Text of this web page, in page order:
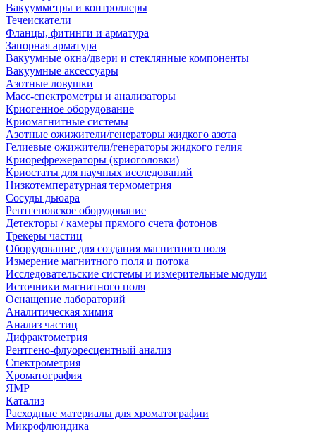
Вакуумметры и контроллеры
Течеискатели
Фланцы, фитинги и арматура
Запорная арматура
Вакуумные окна/двери и стеклянные компоненты
Вакуумные аксессуары
Азотные ловушки
Масс-спектрометры и анализаторы
Криогенное оборудование
Криомагнитные системы
Азотные ожижители/генераторы жидкого азота
Гелиевые ожижители/генераторы жидкого гелия
Криорефрежераторы (криоголовки)
Криостаты для научных исследований
Низкотемпературная термометрия
Сосуды дьюара
Рентгеновское оборудование
Детекторы / камеры прямого счета фотонов
Трекеры частиц
Оборудование для создания магнитного поля
Измерение магнитного поля и потока
Исследовательские системы и измерительные модули
Источники магнитного поля
Оснащение лабораторий
Аналитическая химия
Анализ частиц
Дифрактометрия
Рентгено-флуоресцентный анализ
Спектрометрия
Хроматография
ЯМР
Катализ
Расходные материалы для хроматографии
Микрофлюидика